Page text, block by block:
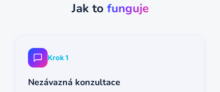
Jak to funguje
Krok1
Nezávazná konzultace